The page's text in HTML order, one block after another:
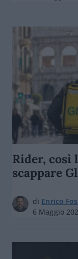
Rider, così
scappare
di Enrico
6 Maggio